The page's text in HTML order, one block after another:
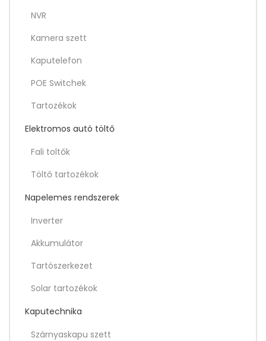
NVR
Kamera szett
Kaputelefon
POE Switchek
Tartozékok
Elektromos autó töltő
Fali toltők
Töltő tartozékok
Napelemes rendszerek
Inverter
Akkumulátor
Tartószerkezet
Solar tartozékok
Kaputechnika
Szárnyaskapu szett